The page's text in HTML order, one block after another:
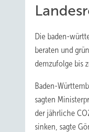
Die baden-
beraten und
demzufolge bis
Baden-
sagten
der jährliche
sinken, sagte